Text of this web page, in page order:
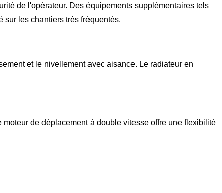
de l'opérateur. Des équipements supplémentaires tels
les chantiers très fréquentés.
et le nivellement avec aisance. Le radiateur en
de déplacement à double vitesse offre une flexibilité